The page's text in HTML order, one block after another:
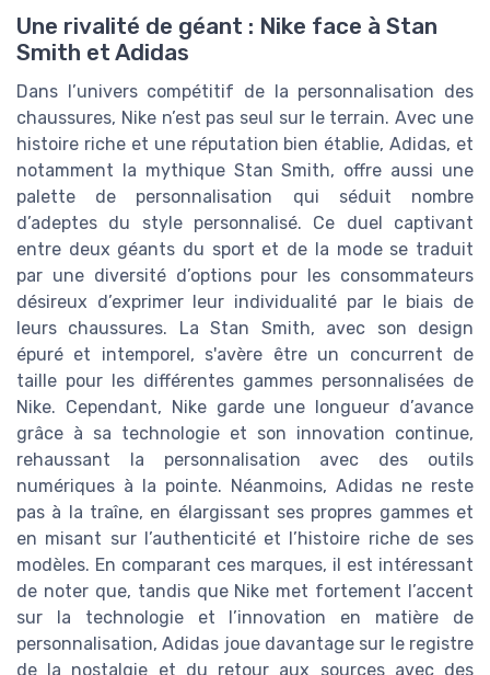
Une rivalité de géant : Nike face à Stan
Smith et Adidas
Dans l’univers compétitif de la personnalisation des
chaussures, Nike n’est pas seul sur le terrain. Avec une
histoire riche et une réputation bien établie, Adidas, et
notamment la mythique Stan Smith, offre aussi une
palette de personnalisation qui séduit nombre
d’adeptes du style personnalisé. Ce duel captivant
entre deux géants du sport et de la mode se traduit
par une diversité d’options pour les consommateurs
désireux d’exprimer leur individualité par le biais de
leurs chaussures. La Stan Smith, avec son design
épuré et intemporel, s'avère être un concurrent de
taille pour les différentes gammes personnalisées de
Nike. Cependant, Nike garde une longueur d’avance
grâce à sa technologie et son innovation continue,
rehaussant la personnalisation avec des outils
numériques à la pointe. Néanmoins, Adidas ne reste
pas à la traîne, en élargissant ses propres gammes et
en misant sur l’authenticité et l’histoire riche de ses
modèles. En comparant ces marques, il est intéressant
de noter que, tandis que Nike met fortement l’accent
sur la technologie et l’innovation en matière de
personnalisation, Adidas joue davantage sur le registre
de la nostalgie et du retour aux sources avec des